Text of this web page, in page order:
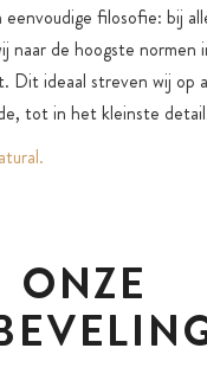
filosofie: bij
naar de hoogste normen
Dit ideaal streven wij op
tot in het kleinste
ONZE